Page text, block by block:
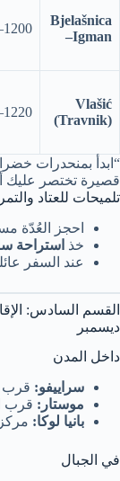
Bjelašnica
–Igman
1200–2067
Vlašić
(Travnik)
1220–1500
“ابدأ بمنحدرات
قصيرة تختصر عليك
تلميحات للعتاد
احجز العُدّة
خذ استراحة
عند السفر
القسم السادس:
ديسمبر
داخل المدن
سراييفو: قرب Baščaršija أو محطات الترام/القطار.
موستار: قرب
بانيا لوكا:
في الجبال